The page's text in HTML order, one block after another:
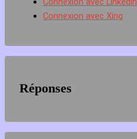
Connexion avec Xing
Réponses